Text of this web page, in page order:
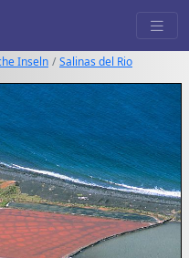
Inseln Salinas del Rio